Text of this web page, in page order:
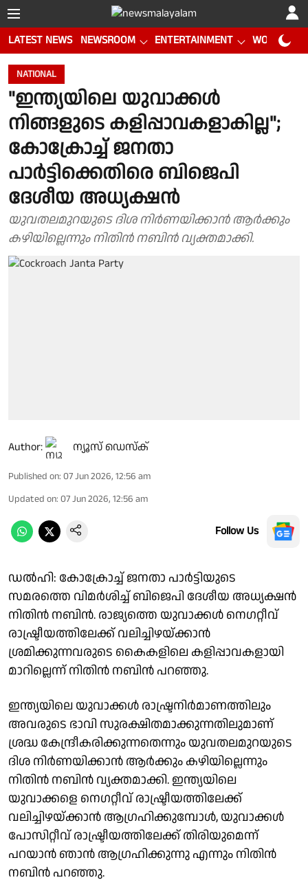
LATEST NEWS NEWSROOM ENTERTAINMENT WORLD CUP
NATIONAL
"ഇന്ത്യയിലെ യുവാക്കൾ
നിങ്ങളുടെ കളിപ്പാവകളാകില്ല";
കോക്രോച്ച് ജനതാ
പാർട്ടിക്കെതിരെ ബിജെപി
ദേശീയ അധ്യക്ഷൻ
യുവതലമുറയുടെ ദിശ നിർണയിക്കാൻ ആർക്കും
കഴിയില്ലെന്നും നിതിൻ നബിൻ വ്യക്തമാക്കി.
Author: ന്യൂസ് ഡെസ്ക്
Published on: 07 Jun 2026, 12:56 am
Updated on: 07 Jun 2026, 12:56 am
Follow Us
ഡൽഹി: കോക്രോച്ച് ജനതാ പാർട്ടിയുടെ
സമരത്തെ വിമർശിച്ച് ബിജെപി ദേശീയ അധ്യക്ഷൻ
നിതിൻ നബിൻ. രാജ്യത്തെ യുവാക്കൾ നെഗറ്റീവ്
രാഷ്ട്രീയത്തിലേക്ക് വലിച്ചിഴയ്ക്കാൻ
ശ്രമിക്കുന്നവരുടെ കൈകളിലെ കളിപ്പാവകളായി
മാറില്ലെന്ന് നിതിൻ നബിൻ പറഞ്ഞു.
ഇന്ത്യയിലെ യുവാക്കൾ രാഷ്ട്രനിർമാണത്തിലും
അവരുടെ ഭാവി സുരക്ഷിതമാക്കുന്നതിലുമാണ്
ശ്രദ്ധ കേന്ദ്രീകരിക്കുന്നതെന്നും യുവതലമുറയുടെ
ദിശ നിർണയിക്കാൻ ആർക്കും കഴിയില്ലെന്നും
നിതിൻ നബിൻ വ്യക്തമാക്കി. ഇന്ത്യയിലെ
യുവാക്കളെ നെഗറ്റീവ് രാഷ്ട്രീയത്തിലേക്ക്
വലിച്ചിഴയ്ക്കാൻ ആഗ്രഹിക്കുമ്പോൾ, യുവാക്കൾ
പോസിറ്റീവ് രാഷ്ട്രീയത്തിലേക്ക് തിരിയുമെന്ന്
പറയാൻ ഞാൻ ആഗ്രഹിക്കുന്നു എന്നും നിതിൻ
നബിൻ പറഞ്ഞു.